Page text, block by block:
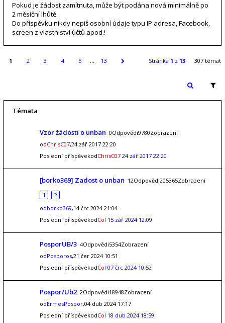
Pokud je žádost zamítnuta, může být podána nová minimálně po
2 měsíční lhůtě.
Do příspěvku nikdy nepiš osobní údaje typu IP adresa, Facebook,
screen z vlastniství účtů apod.!
1 2 3 4 5 … 13 Stránka 1 z 13 307 témat
Témata
Vzor žádosti o unban 0Odpovědi9780Zobrazení
odChrisC07,24 zář 2017 22:20
Poslední příspěvekodChrisC07 24 zář 2017 22:20
[borko369] Zadost o unban 12Odpovědi205365Zobrazení
1
2
odborko369,14 črc 2024 21:04
Poslední příspěvekodCol 15 zář 2024 12:09
PosporUB/3 4Odpovědi5354Zobrazení
odPosporos,21 čer 2024 10:51
Poslední příspěvekodCol 07 črc 2024 10:52
Pospor/Ub2 2Odpovědi18948Zobrazení
odErmesPospor,04 dub 2024 17:17
Poslední příspěvekodCol 18 dub 2024 18:59